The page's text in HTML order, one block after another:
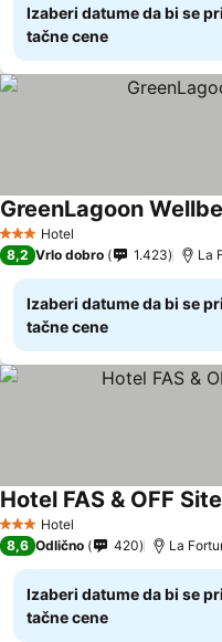
Izaberi datume da bi se
tačne cene
3 Zvezdice
Hotel
GreenLagoon
8,2 Vrlo dobro 1.423 La
Izaberi datume da bi se
tačne cene
3 Zvezdice
Hotel
Hotel FAS & OFF
8,6 Odlično 420 La
Izaberi datume da bi se
tačne cene